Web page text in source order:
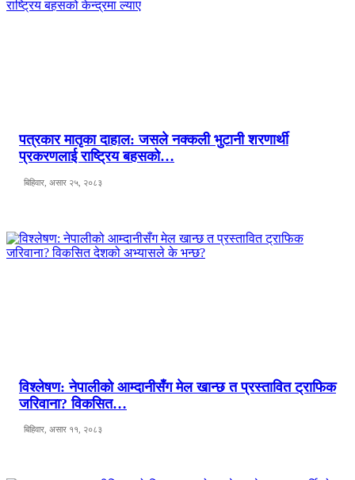
पत्रकार मातृका दाहाल: जसले नक्कली भुटानी शरणार्थी
प्रकरणलाई राष्ट्रिय बहसको…
बिहिवार, असार २५, २०८३
विश्लेषण: नेपालीको आम्दानीसँग मेल खान्छ त प्रस्तावित ट्राफिक
जरिवाना? विकसित…
बिहिवार, असार ११, २०८३